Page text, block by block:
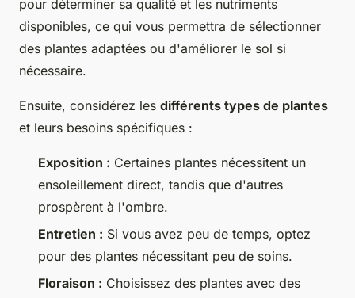
pour déterminer sa qualité et les nutriments
disponibles, ce qui vous permettra de sélectionner
des plantes adaptées ou d'améliorer le sol si
nécessaire.
Ensuite, considérez les différents types de plantes
et leurs besoins spécifiques :
Exposition : Certaines plantes nécessitent un
ensoleillement direct, tandis que d'autres
prospèrent à l'ombre.
Entretien : Si vous avez peu de temps, optez
pour des plantes nécessitant peu de soins.
Floraison : Choisissez des plantes avec des